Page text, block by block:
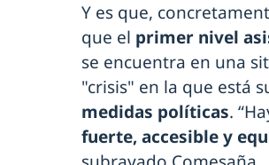
Y es que,
que el primer nivel
se encuentra en una
"crisis" en la que está
medidas políticas.
fuerte, accesible y